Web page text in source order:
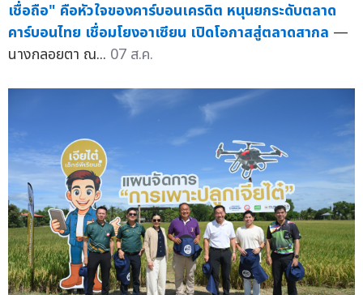
เชื่อถือ" คือหัวใจของคาร์บอนเครดิต หนุนยกระดับตลาด
คาร์บอนไทย เชื่อมโยงอาเซียน เปิดโอกาสสู่ตลาดสากล —
นางกลอยตา ณ... 07 ส.ค.